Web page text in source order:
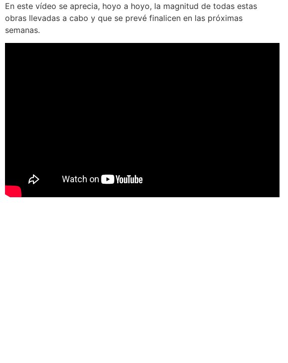
En este vídeo se aprecia, hoyo a hoyo, la magnitud de todas estas
obras llevadas a cabo y que se prevé finalicen en las próximas
semanas.